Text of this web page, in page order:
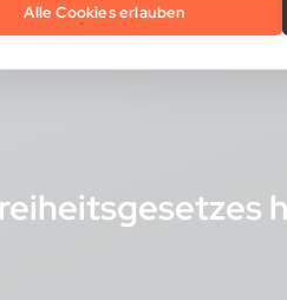
Alle Cookies erlauben